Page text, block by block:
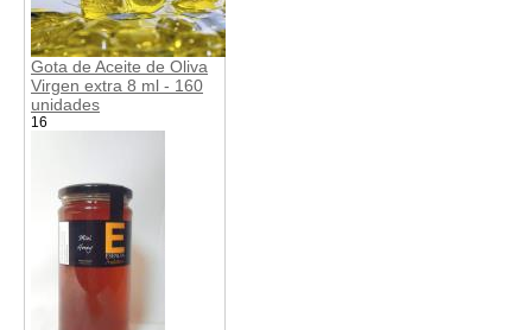
Gota de Aceite de Oliva
Virgen extra 8 ml - 160
unidades
16